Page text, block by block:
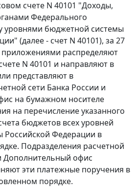
счете N 40101 "Доходы,
Федерального
уровнями бюджетной системы
(далее - счет N 40101), за 27
приложениями распределяют
N 40101 и направляют в
представляют в
сети Банка России и
на бумажном носителе
на перечисление указанного
бюджетов всех уровней
Федерации в
Подразделения расчетной
Дополнительный офис
эти платежные поручения в
порядке.